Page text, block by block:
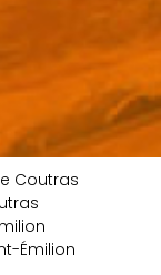
Coutras
Émilion